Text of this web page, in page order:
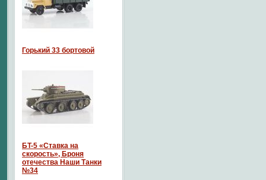
Горький 33 бортовой
БT-5 «Ставка на
скорость», Броня
отечества Наши Танки
№34